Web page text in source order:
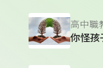
高中職
你怪孩